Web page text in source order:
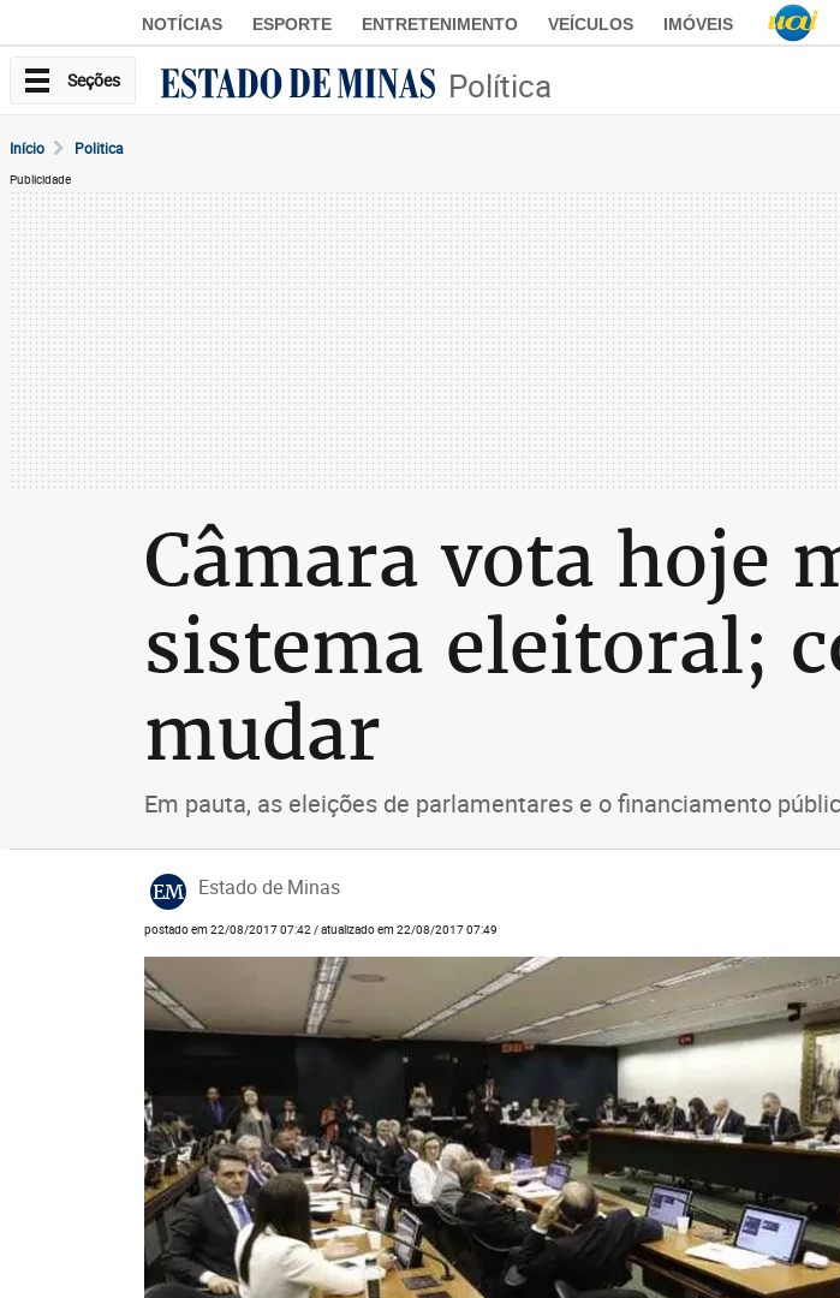
NOTÍCIAS ESPORTE ENTRETENIMENTO VEÍCULOS IMÓVEIS
Seções Política
Início Politica
Publicidade
Câmara vota hoje
sistema eleitoral;
mudar
Em pauta, as eleições de parlamentares e o financiamento
EM Estado de Minas
postado em 22/08/2017 07:42 / atualizado em 22/08/2017 07:49